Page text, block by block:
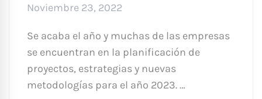
Noviembre 23, 2022
Se acaba el año y muchas de las empresas
se encuentran en la planificación de
proyectos, estrategias y nuevas
metodologías para el año 2023. …